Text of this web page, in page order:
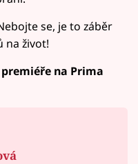
se, je to záběr
na život!
na Prima